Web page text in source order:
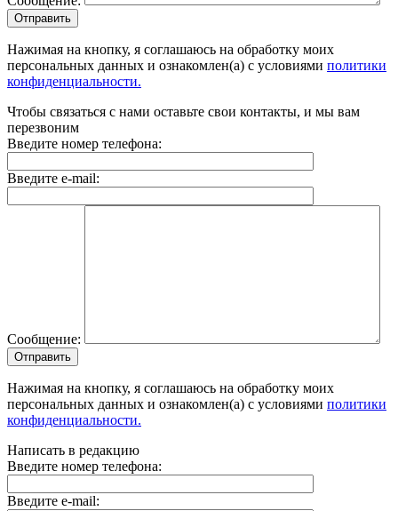
Отправить
Нажимая на кнопку, я соглашаюсь на обработку моих
персональных данных и ознакомлен(а) с условиями политики
конфиденциальности.
Чтобы связаться с нами оставьте свои контакты, и мы вам
перезвоним
Введите номер телефона:
Введите e-mail:
Сообщение:
Отправить
Нажимая на кнопку, я соглашаюсь на обработку моих
персональных данных и ознакомлен(а) с условиями политики
конфиденциальности.
Написать в редакцию
Введите номер телефона:
Введите e-mail: